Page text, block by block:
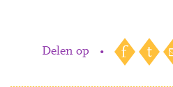
Delen op •